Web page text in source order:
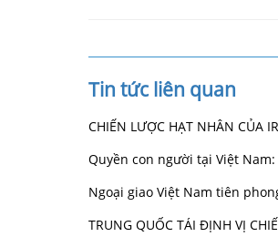
Tin tức liên quan
CHIẾN LƯỢC HẠT NHÂN CỦA
Quyền con người tại Việt
Ngoại giao Việt Nam tiên
TRUNG QUỐC TÁI ĐỊNH VỊ